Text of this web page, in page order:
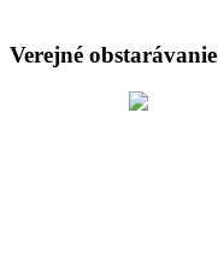
Verejné obstarávanie